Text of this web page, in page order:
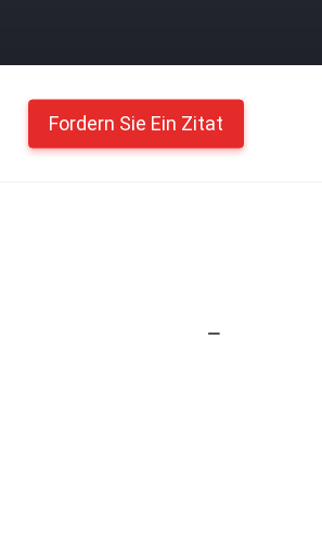
Fordern Sie Ein Zitat